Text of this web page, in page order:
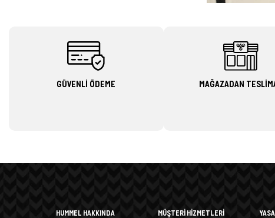
GÜVENLİ ÖDEME MAĞAZADAN
HUMMEL HAKKINDA MÜŞTERİ HİZMETLERİ